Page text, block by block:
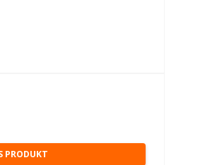
PRODUKT